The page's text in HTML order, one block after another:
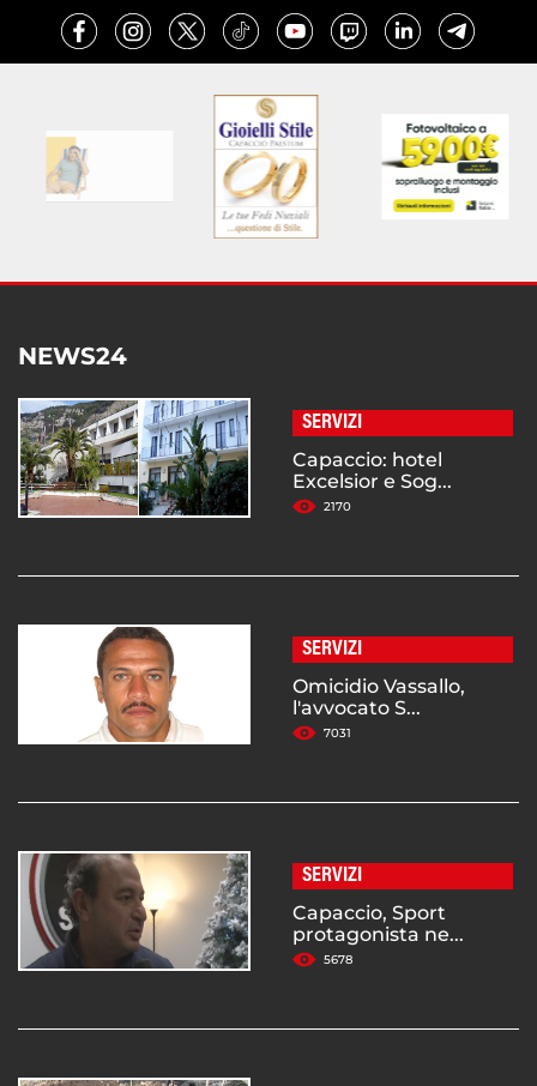
NEWS24
SERVIZI
Capaccio: hotel
Excelsior e Sog...
2170
SERVIZI
Omicidio Vassallo,
l'avvocato S...
7031
SERVIZI
Capaccio, Sport
protagonista ne...
5678